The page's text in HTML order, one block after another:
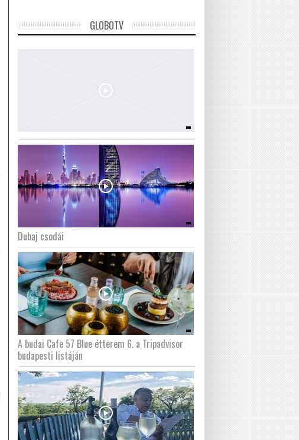
GLOBOTV
Dubaj csodái
A budai Cafe 57 Blue étterem 6. a Tripadvisor
budapesti listáján